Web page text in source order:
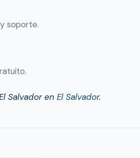
soporte.
Salvador en El Salvador.